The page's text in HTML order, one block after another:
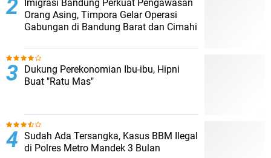
Imigrasi Bandung Perkuat Pengawasan
Orang Asing, Timpora Gelar Operasi
Gabungan di Bandung Barat dan Cimahi
Dukung Perekonomian Ibu-ibu, Hipni
Buat "Ratu Mas"
Sudah Ada Tersangka, Kasus BBM Ilegal
di Polres Metro Mandek 3 Bulan